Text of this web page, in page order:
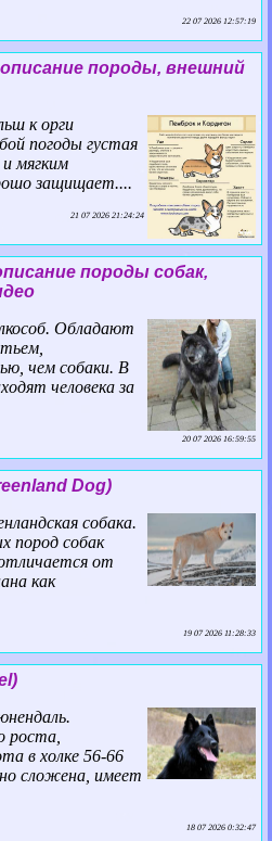
22 07 2026 12:57:19
породы, внешний
к opги
погоды густая
мягким
защищает....
21 07 2026 21:24:24
породы собак,
Обладают
чем собаки. В
человека за
20 07 2026 16:59:55
Dog)
собака.
пород собак
от
как
19 07 2026 11:28:33
роста,
в холке 56-66
сложена, имеет
18 07 2026 0:32:47